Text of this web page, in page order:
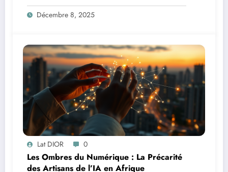
Afrique
Décembre 8, 2025
Lat DIOR 0
Les Ombres du Numérique : La Précarité
des Artisans de l’IA en Afrique